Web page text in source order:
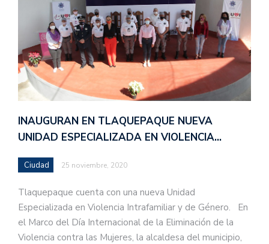
INAUGURAN EN TLAQUEPAQUE NUEVA
UNIDAD ESPECIALIZADA EN VIOLENCIA…
Ciudad 25 noviembre, 2020
Tlaquepaque cuenta con una nueva Unidad
Especializada en Violencia Intrafamiliar y de Género. En
el Marco del Día Internacional de la Eliminación de la
Violencia contra las Mujeres, la alcaldesa del municipio,